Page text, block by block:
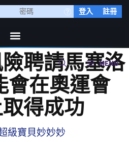
登入 註冊
MENU
聘請馬塞洛
會在奧運會
得成功
級寶貝妙妙妙